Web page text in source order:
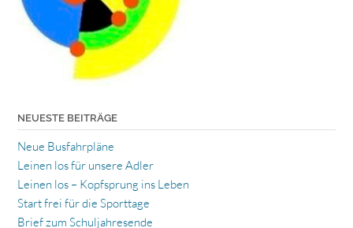
NEUESTE BEITRÄGE
Neue Busfahrpläne
Leinen los für unsere Adler
Leinen los – Kopfsprung ins Leben
Start frei für die Sporttage
Brief zum Schuljahresende